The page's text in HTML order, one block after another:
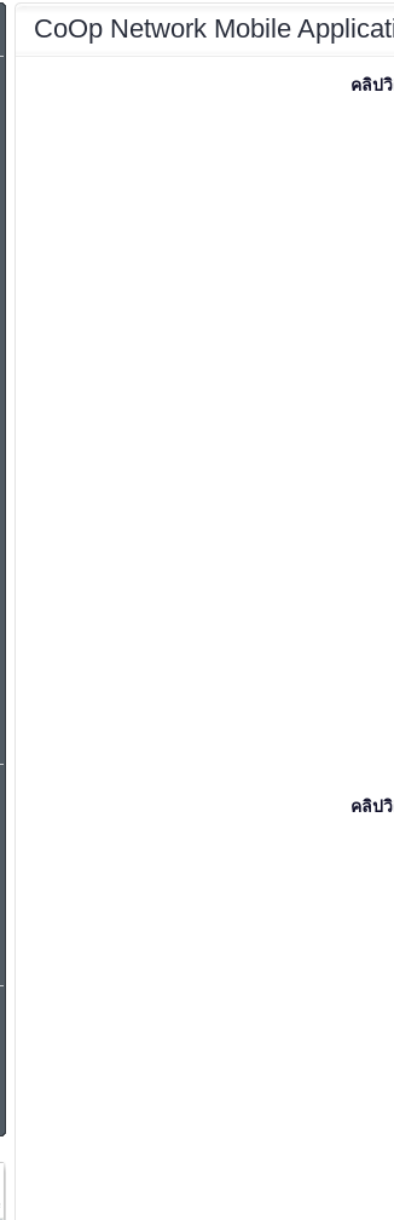
CoOp Network Mobile
คลิป
คลิป